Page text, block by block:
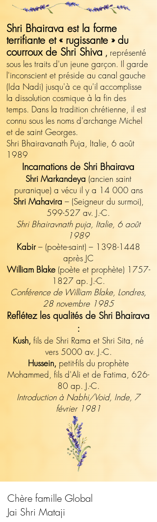
Shri Bhairava est la forme
terrifiante et « rugissante » du
courroux de Shri Shiva , représenté
sous les traits d'un jeune garçon. Il garde
l'inconscient et préside au canal gauche
(Ida Nadi) jusqu'à ce qu'il accomplisse
la dissolution cosmique à la fin des
temps. Dans la tradition chrétienne, il est
connu sous les noms d'archange Michel
et de saint Georges.
Shri Bhairavanath Puja, Italie, 6 août
1989
Incarnations de Shri Bhairava
Shri Markandeya (ancien saint
puranique) a vécu il y a 14 000 ans
Shri Mahavira – (Seigneur du surmoi),
599-527 av. J.-C.
Shri Bhairavnath puja, Italie, 6 août
1989
Kabir– (poète-saint) – 1398-1448
après JC
William Blake(poète et prophète) 1757-
1827ap. J.-C.
Conférence de William Blake, Londres,
28 novembre 1985
Reflétez les qualités de Shri Bhairava
:
Kush, fils de Shri Rama et Shri Sita, né
vers 5000 av. J.-C.
Hussein, petit-fils du prophète
Mohammed, fils d'Ali et de Fatima, 626-
80 ap. J.-C.
Introduction à Nabhi/Void, Inde, 7
février 1981
Chère famille Global
Jai Shri Mataji